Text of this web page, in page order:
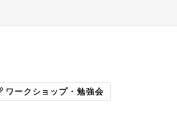
販促イベント
ワークショップ・勉強会